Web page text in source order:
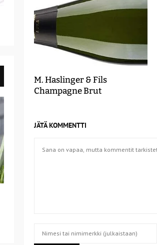
M. Haslinger & Fils
Champagne Brut
JÄTÄ KOMMENTTI